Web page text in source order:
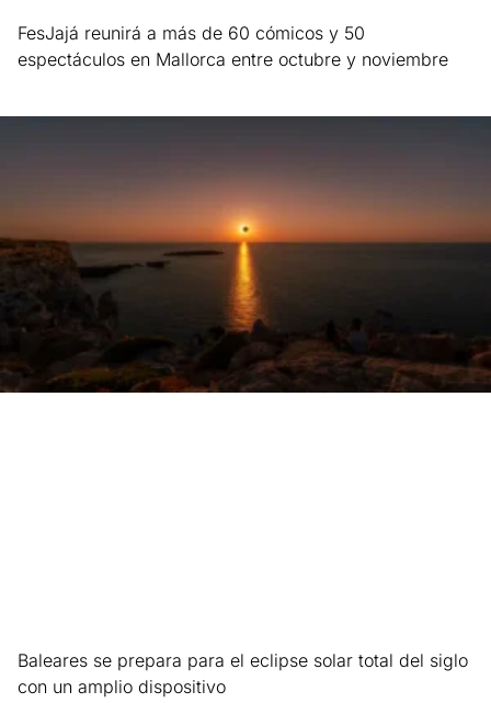
FesJajá reunirá a más de 60 cómicos y 50
espectáculos en Mallorca entre octubre y noviembre
Baleares se prepara para el eclipse solar total del siglo
con un amplio dispositivo